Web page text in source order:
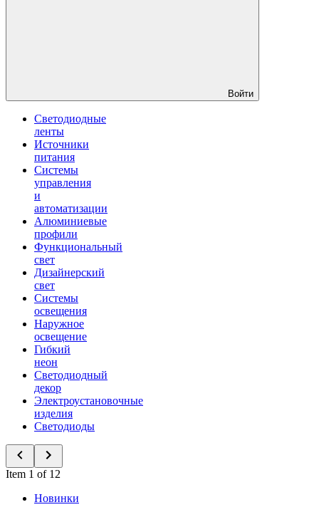
Войти
Светодиодные
ленты
Источники
питания
Системы
управления
и
автоматизации
Алюминиевые
профили
Функциональный
свет
Дизайнерский
свет
Системы
освещения
Наружное
освещение
Гибкий
неон
Светодиодный
декор
Электроустановочные
изделия
Светодиоды
Item 1 of 12
Новинки